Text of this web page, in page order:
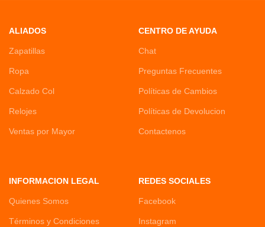
ALIADOS
Zapatillas
Ropa
Calzado Col
Relojes
Ventas por Mayor
CENTRO DE AYUDA
Chat
Preguntas Frecuentes
Políticas de Cambios
Políticas de Devolucion
Contactenos
INFORMACION LEGAL
Quienes Somos
Términos y Condiciones
REDES SOCIALES
Facebook
Instagram